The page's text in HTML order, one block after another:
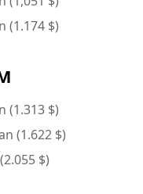
(1.174 $)
(1.313 $)
(1.622 $)
$)